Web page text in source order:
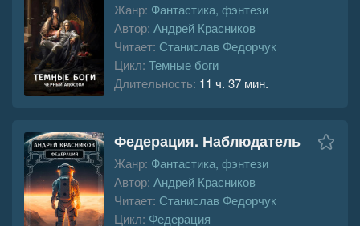
Жанр: Фантастика, фэнтези
Автор: Андрей Красников
Читает: Станислав Федорчук
Цикл: Темные боги
Длительность: 11 ч. 37 мин.
Федерация. Наблюдатель
Жанр: Фантастика, фэнтези
Автор: Андрей Красников
Читает: Станислав Федорчук
Цикл: Федерация